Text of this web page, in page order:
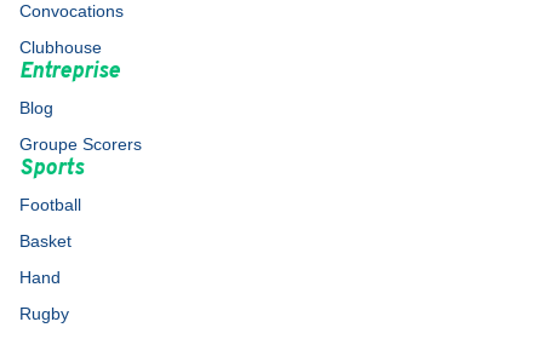
Convocations
Clubhouse
Entreprise
Blog
Groupe Scorers
Sports
Football
Basket
Hand
Rugby